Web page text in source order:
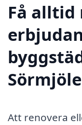
Få alltid
Sörmjöle
Att renovera